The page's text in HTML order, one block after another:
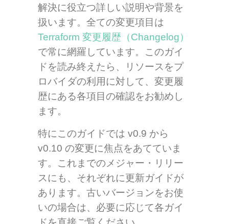
解決に役立つ詳しい説明や背景を
扱います。全ての変更項目は
Terraform 変更履歴（Changelog）
で常に網羅しています。このガイ
ドを読み終えたら、リソースをプ
ロバイダの利用に対して、変更履
歴にある各項目の確認をお勧めし
ます。
特にこのガイドでは v0.9 から
v0.10 の変更に焦点をあてていま
す。これまでのメジャー・リリー
スにも、それぞれに更新ガイドが
あります。古いバージョンをお使
いの場合は、必要に応じて各ガイ